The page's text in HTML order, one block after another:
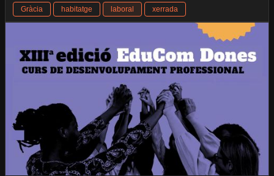
Gràcia habitatge laboral xerrada